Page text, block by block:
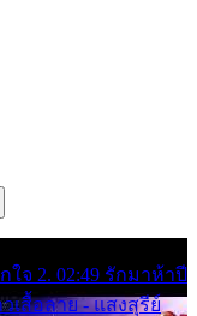
ใจ 2. 02:49 รักมาห้าปี
เสื้อลาย - แสงสุรีย์